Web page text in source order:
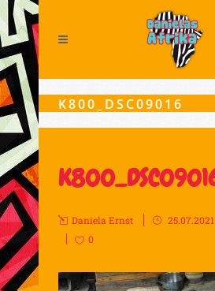
K800_DSC09016
Daniela Ernst 25.07.2021
0